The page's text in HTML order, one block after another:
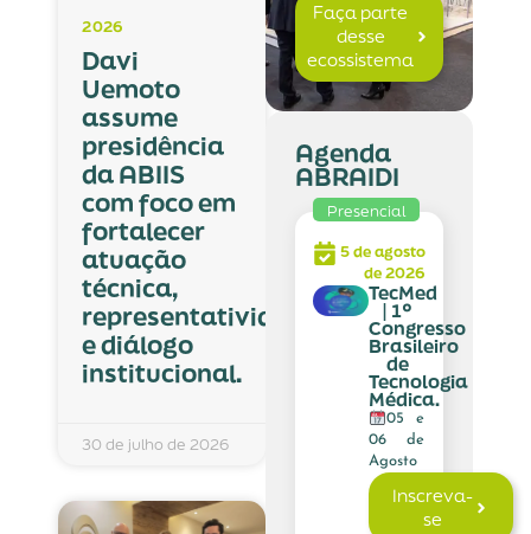
2026
Davi
Uemoto
assume
presidência
da ABIIS
com foco em
fortalecer
atuação
técnica,
representatividade
e diálogo
institucional.
30 de julho de 2026
Faça parte
desse
ecossistema
Agenda
ABRAIDI
Presencial
5 de agosto
de 2026
TecMed
| 1º
Congresso
Brasileiro
de
Tecnologia
Médica.
05 e
06 de
Agosto
Inscreva-
se